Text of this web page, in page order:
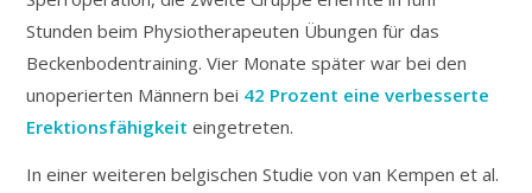
Stunden beim Physiotherapeuten Übungen für das
Beckenbodentraining. Vier Monate später war bei den
unoperierten Männern bei 42 Prozent eine verbesserte
Erektionsfähigkeit eingetreten.
In einer weiteren belgischen Studie von van Kempen et al.